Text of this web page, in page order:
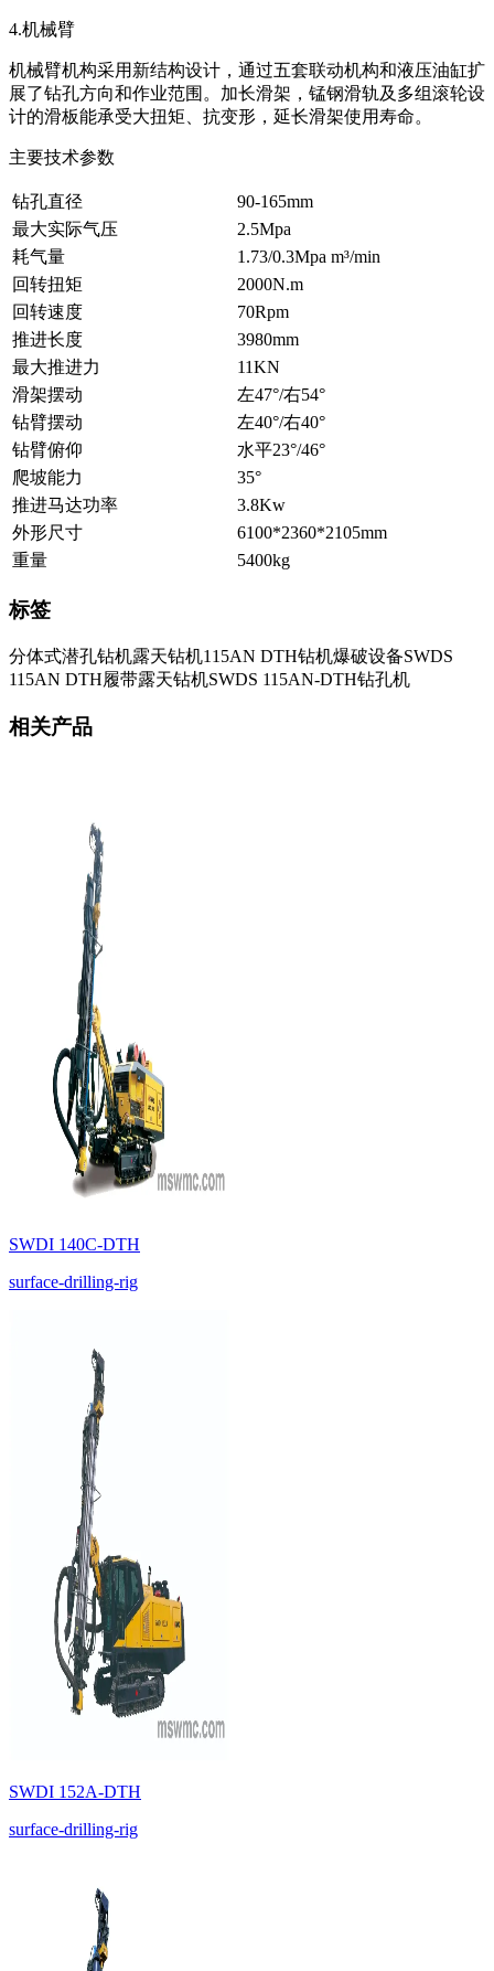
4.机械臂
机械臂机构采用新结构设计，通过五套联动机构和液压油缸扩
展了钻孔方向和作业范围。加长滑架，锰钢滑轨及多组滚轮设
计的滑板能承受大扭矩、抗变形，延长滑架使用寿命。
主要技术参数
钻孔直径
90-165mm
最大实际气压
2.5Mpa
耗气量
1.73/0.3Mpa m³/min
回转扭矩
2000N.m
回转速度
70Rpm
推进长度
3980mm
最大推进力
11KN
滑架摆动
左47°/右54°
钻臂摆动
左40°/右40°
钻臂俯仰
水平23°/46°
爬坡能力
35°
推进马达功率
3.8Kw
外形尺寸
6100*2360*2105mm
重量
5400kg
标签
分体式潜孔钻机露天钻机115AN DTH钻机爆破设备SWDS
115AN DTH履带露天钻机SWDS 115AN-DTH钻孔机
相关产品
SWDI 140C-DTH
surface-drilling-rig
SWDI 152A-DTH
surface-drilling-rig